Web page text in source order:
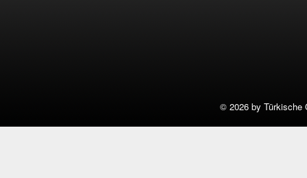
© 2026 by Türkische